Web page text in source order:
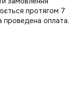
протягом 7
проведена оплата.